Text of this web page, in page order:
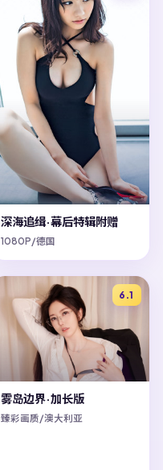
深海追缉·幕后特辑附赠
1080P/德国
6.1
雾岛边界·加长版
臻彩画质/澳大利亚